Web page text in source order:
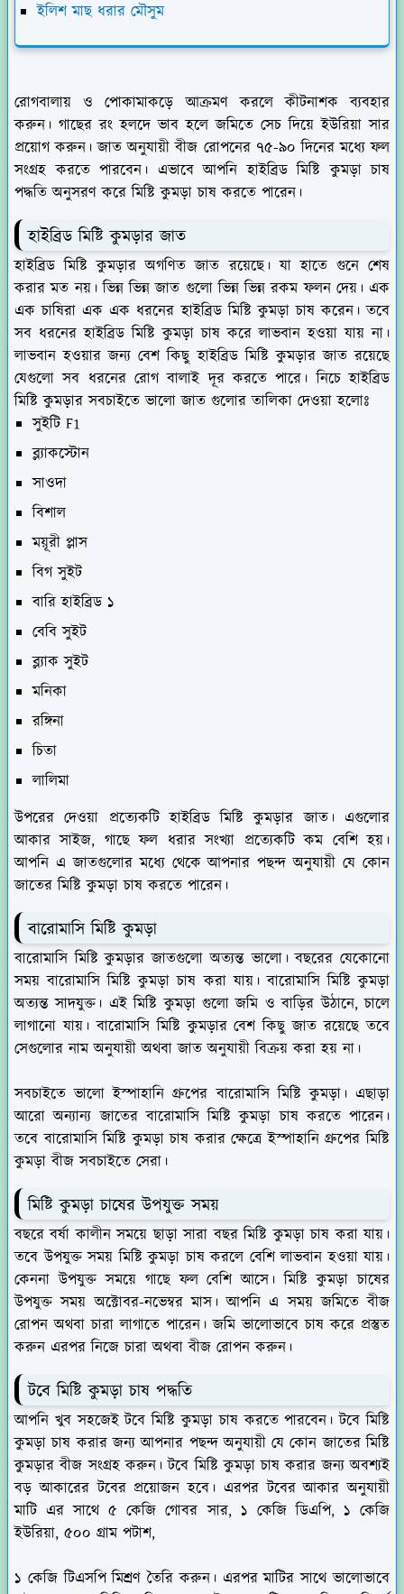
ইলিশ মাছ ধরার মৌসুম
রোগবালায় ও পোকামাকড়ে আক্রমণ করলে কীটনাশক ব্যবহার
করুন। গাছের রং হলদে ভাব হলে জমিতে সেচ দিয়ে ইউরিয়া সার
প্রয়োগ করুন। জাত অনুযায়ী বীজ রোপনের ৭৫-৯০ দিনের মধ্যে ফল
সংগ্রহ করতে পারবেন। এভাবে আপনি হাইব্রিড মিষ্টি কুমড়া চাষ
পদ্ধতি অনুসরণ করে মিষ্টি কুমড়া চাষ করতে পারেন।
হাইব্রিড মিষ্টি কুমড়ার জাত
হাইব্রিড মিষ্টি কুমড়ার অগণিত জাত রয়েছে। যা হাতে গুনে শেষ
করার মত নয়। ভিন্ন ভিন্ন জাত গুলো ভিন্ন ভিন্ন রকম ফলন দেয়। এক
এক চাষিরা এক এক ধরনের হাইব্রিড মিষ্টি কুমড়া চাষ করেন। তবে
সব ধরনের হাইব্রিড মিষ্টি কুমড়া চাষ করে লাভবান হওয়া যায় না।
লাভবান হওয়ার জন্য বেশ কিছু হাইব্রিড মিষ্টি কুমড়ার জাত রয়েছে
যেগুলো সব ধরনের রোগ বালাই দূর করতে পারে। নিচে হাইব্রিড
মিষ্টি কুমড়ার সবচাইতে ভালো জাত গুলোর তালিকা দেওয়া হলোঃ
সুইটি F1
ব্ল্যাকস্টোন
সাওদা
বিশাল
ময়ূরী প্লাস
বিগ সুইট
বারি হাইব্রিড ১
বেবি সুইট
ব্ল্যাক সুইট
মনিকা
রঙ্গিনা
চিতা
লালিমা
উপরের দেওয়া প্রত্যেকটি হাইব্রিড মিষ্টি কুমড়ার জাত। এগুলোর
আকার সাইজ, গাছে ফল ধরার সংখ্যা প্রত্যেকটি কম বেশি হয়।
আপনি এ জাতগুলোর মধ্যে থেকে আপনার পছন্দ অনুযায়ী যে কোন
জাতের মিষ্টি কুমড়া চাষ করতে পারেন।
বারোমাসি মিষ্টি কুমড়া
বারোমাসি মিষ্টি কুমড়ার জাতগুলো অত্যন্ত ভালো। বছরের যেকোনো
সময় বারোমাসি মিষ্টি কুমড়া চাষ করা যায়। বারোমাসি মিষ্টি কুমড়া
অত্যন্ত সাদযুক্ত। এই মিষ্টি কুমড়া গুলো জমি ও বাড়ির উঠানে, চালে
লাগানো যায়। বারোমাসি মিষ্টি কুমড়ার বেশ কিছু জাত রয়েছে তবে
সেগুলোর নাম অনুযায়ী অথবা জাত অনুযায়ী বিক্রয় করা হয় না।
সবচাইতে ভালো ইস্পাহানি গ্রুপের বারোমাসি মিষ্টি কুমড়া। এছাড়া
আরো অন্যান্য জাতের বারোমাসি মিষ্টি কুমড়া চাষ করতে পারেন।
তবে বারোমাসি মিষ্টি কুমড়া চাষ করার ক্ষেত্রে ইস্পাহানি গ্রুপের মিষ্টি
কুমড়া বীজ সবচাইতে সেরা।
মিষ্টি কুমড়া চাষের উপযুক্ত সময়
বছরে বর্ষা কালীন সময়ে ছাড়া সারা বছর মিষ্টি কুমড়া চাষ করা যায়।
তবে উপযুক্ত সময় মিষ্টি কুমড়া চাষ করলে বেশি লাভবান হওয়া যায়।
কেননা উপযুক্ত সময়ে গাছে ফল বেশি আসে। মিষ্টি কুমড়া চাষের
উপযুক্ত সময় অক্টোবর-নভেম্বর মাস। আপনি এ সময় জমিতে বীজ
রোপন অথবা চারা লাগাতে পারেন। জমি ভালোভাবে চাষ করে প্রস্তুত
করুন এরপর নিজে চারা অথবা বীজ রোপন করুন।
টবে মিষ্টি কুমড়া চাষ পদ্ধতি
আপনি খুব সহজেই টবে মিষ্টি কুমড়া চাষ করতে পারবেন। টবে মিষ্টি
কুমড়া চাষ করার জন্য আপনার পছন্দ অনুযায়ী যে কোন জাতের মিষ্টি
কুমড়ার বীজ সংগ্রহ করুন। টবে মিষ্টি কুমড়া চাষ করার জন্য অবশ্যই
বড় আকারের টবের প্রয়োজন হবে। এরপর টবের আকার অনুযায়ী
মাটি এর সাথে ৫ কেজি গোবর সার, ১ কেজি ডিএপি, ১ কেজি
ইউরিয়া, ৫০০ গ্রাম পটাশ,
১ কেজি টিএসপি মিশ্রণ তৈরি করুন। এরপর মাটির সাথে ভালোভাবে